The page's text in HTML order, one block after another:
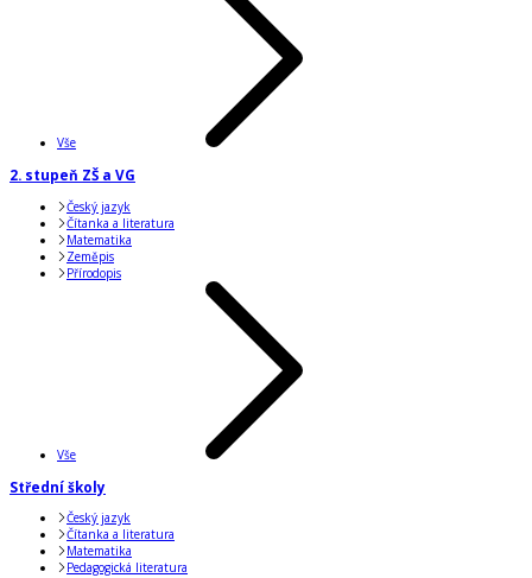
Vše
2. stupeň ZŠ a VG
Český jazyk
Čítanka a literatura
Matematika
Zeměpis
Přírodopis
Vše
Střední školy
Český jazyk
Čítanka a literatura
Matematika
Pedagogická literatura